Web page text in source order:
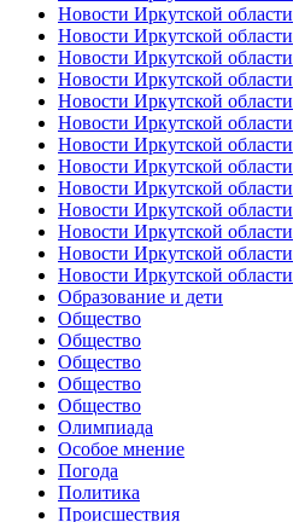
Новости Иркутской области
Новости Иркутской области
Новости Иркутской области
Новости Иркутской области
Новости Иркутской области
Новости Иркутской области
Новости Иркутской области
Новости Иркутской области
Новости Иркутской области
Новости Иркутской области
Новости Иркутской области
Новости Иркутской области
Новости Иркутской области
Образование и дети
Общество
Общество
Общество
Общество
Общество
Олимпиада
Особое мнение
Погода
Политика
Происшествия